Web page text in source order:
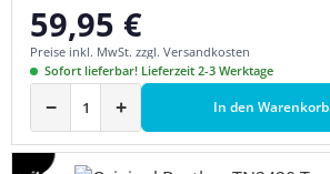
Regulärer Preis:
59,95 €
Preise inkl. MwSt. zzgl. Versandkosten
Sofort lieferbar! Lieferzeit 2-3 Werktage
− + In den Warenkorb